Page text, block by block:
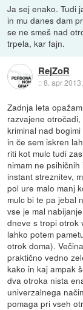
Ja sej enako. Tudi
in mu danes dam
se ne smeš nad
trpela, kar fajn.
RejZoR
::8. apr
Zadnja leta
razvajene
kriminal nad
in če sem iskren
riti kot mulc tudi
nimam ne
instant streznitev,
pol ure malo manj
mulc bi te pa jebal
vse je mal
dneve s tropi otrok
lahko potem
otrok doma).
praktično vedno
kako in kaj ampak
dva otroka nista
univerzalnega
pomaga pri vseh